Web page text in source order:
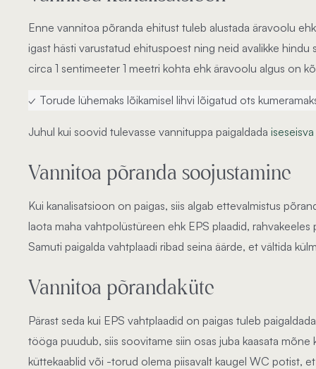
Enne vannitoa põranda ehitust tuleb alustada äravoolu
igast hästi varustatud ehituspoest ning neid avalikke
circa 1 sentimeeter 1 meetri kohta ehk äravoolu algus on
✓ Torude lühemaks lõikamisel lihvi lõigatud ots
Juhul kui soovid tulevasse vannituppa paigaldada
Vannitoa põranda soojustamine
Kui kanalisatsioon on paigas, siis algab ettevalmistus
laota maha vahtpolüstüreen ehk EPS plaadid,
Samuti paigalda vahtplaadi ribad seina äärde, et vältida
Vannitoa põrandaküte
Pärast seda kui EPS vahtplaadid on paigas tuleb
tööga puudub, siis soovitame siin osas juba kaasata mõne
küttekaablid või -torud olema piisavalt kaugel WC potist,